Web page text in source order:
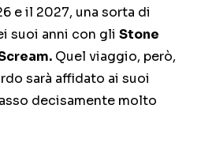
e il 2027, una sorta di
suoi anni con gli Stone
Quel viaggio, però,
sarà affidato ai suoi
decisamente molto